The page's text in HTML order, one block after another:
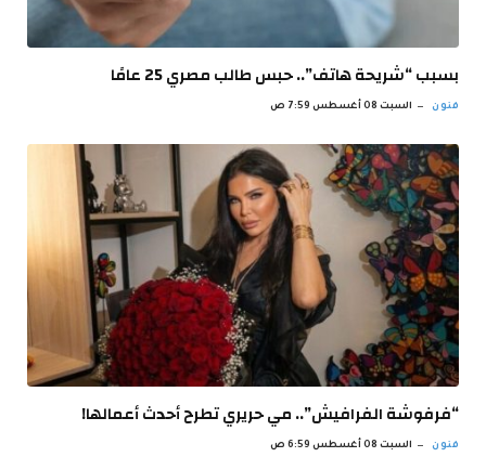
بسبب “شريحة هاتف”.. حبس طالب مصري 25 عامًا
فنون السبت 08 أغسطس 7:59 ص
“فرفوشة الفرافيش”.. مي حريري تطرح أحدث أعمالها!
فنون السبت 08 أغسطس 6:59 ص